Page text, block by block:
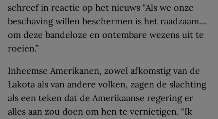
schreef in reactie op het nieuws “Als we onze
beschaving willen beschermen is het raadzaam....
om deze bandeloze en ontembare wezens uit te
roeien.”
Inheemse Amerikanen, zowel afkomstig van de
Lakota als van andere volken, zagen de slachting
als een teken dat de Amerikaanse regering er
alles aan zou doen om hen te vernietigen. “Ik